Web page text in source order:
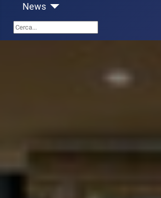
News
Cerca...